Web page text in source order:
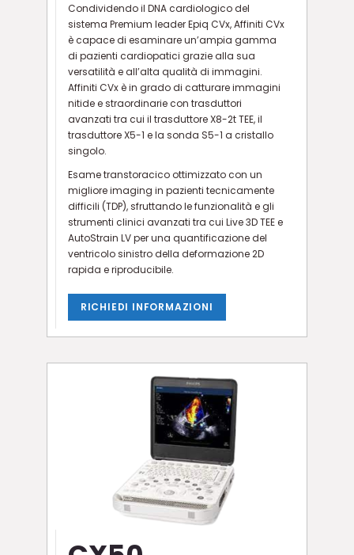
Condividendo il DNA cardiologico del
sistema Premium leader Epiq CVx, Affiniti CVx
è capace di esaminare un’ampia gamma
di pazienti cardiopatici grazie alla sua
versatilità e all’alta qualità di immagini.
Affiniti CVx è in grado di catturare immagini
nitide e straordinarie con trasduttori
avanzati tra cui il trasduttore X8-2t TEE, il
trasduttore X5-1 e la sonda S5-1 a cristallo
singolo.
Esame transtoracico ottimizzato con un
migliore imaging in pazienti tecnicamente
difficili (TDP), sfruttando le funzionalità e gli
strumenti clinici avanzati tra cui Live 3D TEE e
AutoStrain LV per una quantificazione del
ventricolo sinistro della deformazione 2D
rapida e riproducibile.
RICHIEDI INFORMAZIONI